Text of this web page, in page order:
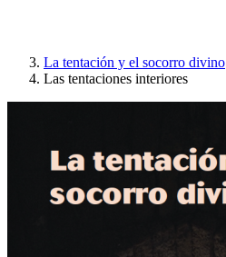
La tentación y el socorro divino
Las tentaciones interiores